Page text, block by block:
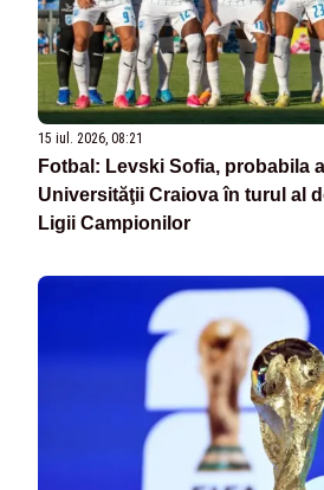
15 iul. 2026, 08:21
Fotbal: Levski Sofia, probabila
Universităţii Craiova în turul al
Ligii Campionilor